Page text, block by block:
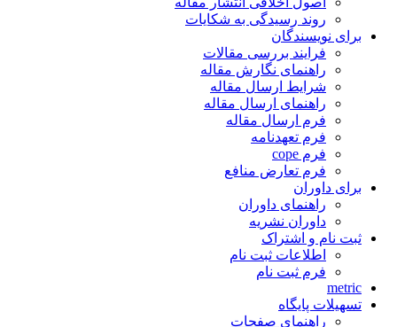
روند رسیدگی به شکایات
برای نویسندگان
فرایند بررسی مقالات
راهنمای نگارش مقاله
شرایط ارسال مقاله
راهنمای ارسال مقاله
فرم ارسال مقاله
فرم تعهدنامه
فرم cope
فرم تعارض منافع
برای داوران
راهنمای داوران
داوران نشریه
ثبت نام و اشتراک
اطلاعات ثبت نام
فرم ثبت نام
metric
تسهیلات پایگاه
راهنمای صفحات